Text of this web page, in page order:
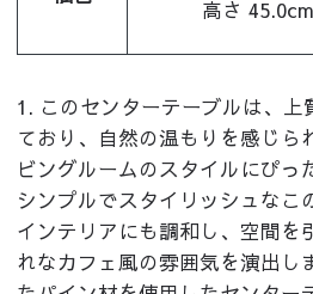
高さ
1. このセンターテーブルは、上
ており、自然の温もりを感じら
ビングルームのスタイルにぴっ
シンプルでスタイリッシュなこ
インテリアにも調和し、空間を
れなカフェ風の雰囲気を演出し